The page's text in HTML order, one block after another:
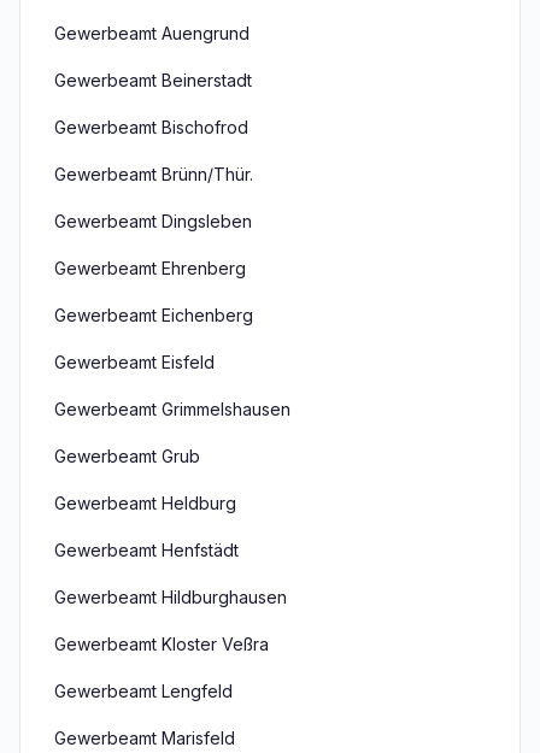
Gewerbeamt Auengrund
Gewerbeamt Beinerstadt
Gewerbeamt Bischofrod
Gewerbeamt Brünn/Thür.
Gewerbeamt Dingsleben
Gewerbeamt Ehrenberg
Gewerbeamt Eichenberg
Gewerbeamt Eisfeld
Gewerbeamt Grimmelshausen
Gewerbeamt Grub
Gewerbeamt Heldburg
Gewerbeamt Henfstädt
Gewerbeamt Hildburghausen
Gewerbeamt Kloster Veßra
Gewerbeamt Lengfeld
Gewerbeamt Marisfeld